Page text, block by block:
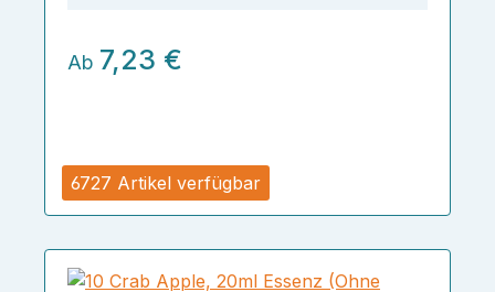
6727 Artikel verfügbar
Ab 7,23 €